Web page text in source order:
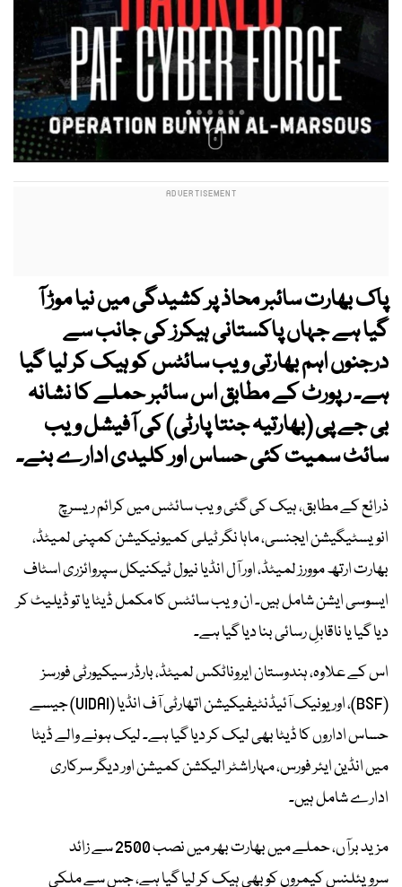
پاک بھارت سائبر محاذ پر کشیدگی میں نیا موڑ آ
گیا ہے جہاں پاکستانی ہیکرز کی جانب سے
درجنوں اہم بھارتی ویب سائٹس کو ہیک کر لیا گیا
ہے۔ رپورٹ کے مطابق اس سائبر حملے کا نشانہ
بی جے پی (بھارتیہ جنتا پارٹی) کی آفیشل ویب
سائٹ سمیت کئی حساس اور کلیدی ادارے بنے۔
ذرائع کے مطابق، ہیک کی گئی ویب سائٹس میں کرائم ریسرچ
انویسٹیگیشن ایجنسی، ماہا نگر ٹیلی کمیونیکیشن کمپنی لمیٹڈ،
بھارت ارتھ موورز لمیٹڈ، اور آل انڈیا نیول ٹیکنیکل سپروائزری اسٹاف
ایسوسی ایشن شامل ہیں۔ ان ویب سائٹس کا مکمل ڈیٹا یا تو ڈیلیٹ کر
دیا گیا یا ناقابلِ رسائی بنا دیا گیا ہے۔
اس کے علاوہ، ہندوستان ایروناٹکس لمیٹڈ، بارڈر سیکیورٹی فورسز
(BSF)، اور یونیک آئیڈنٹیفیکیشن اتھارٹی آف انڈیا (UIDAI) جیسے
حساس اداروں کا ڈیٹا بھی لیک کر دیا گیا ہے۔ لیک ہونے والے ڈیٹا
میں انڈین ایئر فورس، مہاراشٹر الیکشن کمیشن اور دیگر سرکاری
ادارے شامل ہیں۔
مزید برآں، حملے میں بھارت بھر میں نصب 2500 سے زائد
سرویئلنس کیمروں کو بھی ہیک کر لیا گیا ہے، جس سے ملکی